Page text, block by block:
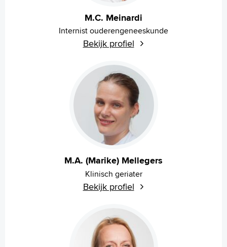
Verwijzers
Wetenschappelijk onderzoek
Voorleesfunctie
Language
Zoeken
M.C. Meinardi
Internist ouderengeneeskunde
Bekijk profiel
M.A. (Marike) Mellegers
Klinisch geriater
Bekijk profiel